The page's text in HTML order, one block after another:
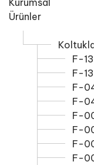
Ürünler
F-
F-
F-
F-
F-
F-
F-
F-